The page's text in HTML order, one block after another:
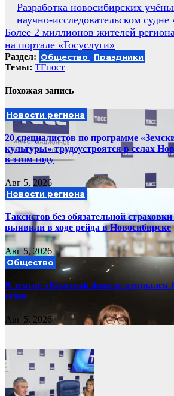
Навигация
по
записям
Разработка новосибирских
научно-исследовательском
Более 2 миллионов жителей
на портале «Госуслуги»
Раздел: Общество Праздники
Темы: ТГпост
Похожая запись
Новости региона
20 специалистов по программе
культуры» трудоустроятся в селах
в этом году
Авг 5, 2026
Новости региона
Таксистов без обязательной
выявили в ходе рейда в Новосибирске
Авг 5, 2026
Общество
В театре «Красный факел» открылся
сезон
Авг 5, 2026